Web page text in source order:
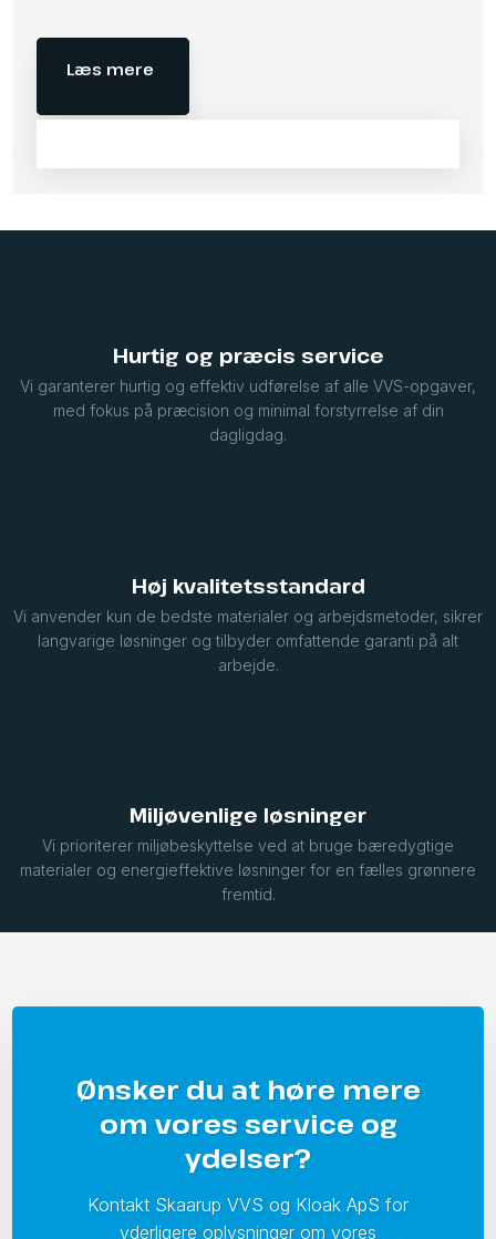
Læs mere
Hurtig og præcis service
Vi garanterer hurtig og effektiv udførelse af alle VVS-opgaver,
med fokus på præcision og minimal forstyrrelse af din
dagligdag.
Høj kvalitetsstandard
Vi anvender kun de bedste materialer og arbejdsmetoder, sikrer
langvarige løsninger og tilbyder omfattende garanti på alt
arbejde.
Miljøvenlige løsninger
Vi prioriterer miljøbeskyttelse ved at bruge bæredygtige
materialer og energieffektive løsninger for en fælles grønnere
fremtid.
Ønsker du at høre mere
om vores service og
ydelser?
Kontakt Skaarup VVS og Kloak ApS for
yderligere oplysninger om vores